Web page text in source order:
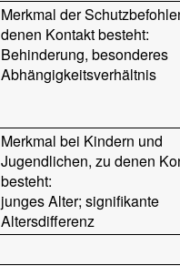
Merkmal der
denen Kontakt besteht:
Behinderung, besonderes
Abhängigkeitsverhältnis
Merkmal bei Kindern und
Jugendlichen, zu denen
besteht:
junges Alter; signifikante
Altersdifferenz